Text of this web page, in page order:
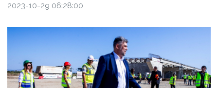
2023-10-29 06:28:00